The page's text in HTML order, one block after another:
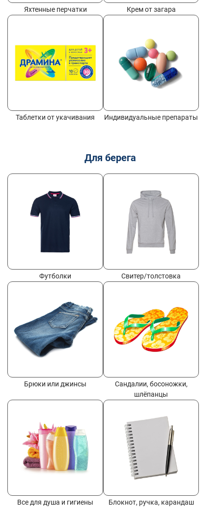
Яхтенные перчатки Крем от загара
Таблетки от укачивания Индивидуальные препараты
Для берега
Футболки Свитер/толстовка
Брюки или джинсы
Сандалии, босоножки,
шлёпанцы
Все для душа и гигиены Блокнот, ручка, карандаш